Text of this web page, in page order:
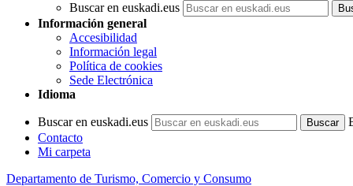
Buscar en euskadi.eus
Información general
Accesibilidad
Información legal
Política de cookies
Sede Electrónica
Idioma
Buscar en euskadi.eus
Contacto
Mi carpeta
Departamento de Turismo, Comercio y Consumo